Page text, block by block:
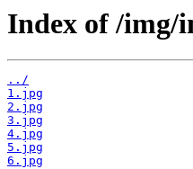
Index of /img/
../
1.jpg
2.jpg
3.jpg
4.jpg
5.jpg
6.jpg